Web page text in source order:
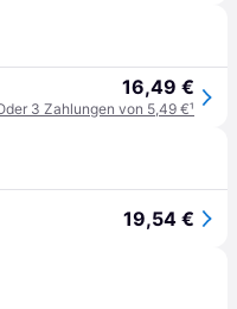
16,49 €
3 Zahlungen von 5,49 €¹
19,54 €